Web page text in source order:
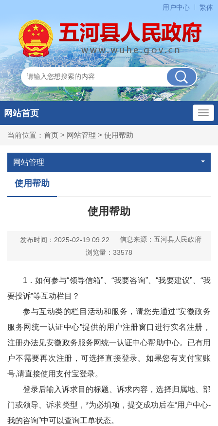
用户中心 繁体
网站首页
当前位置： 首页 > 网站管理 > 使用帮助
网站管理
使用帮助
使用帮助
发布时间：2025-02-19 09:22
信息来源：五河县人民政府
浏览量： 33578
1．如何参与“领导信箱”、“我要咨询”、“我要建议”、“我
要投诉”等互动栏目？
参与互动类的栏目活动和服务，请您先通过“安徽政务
服务网统一认证中心”提供的用户注册窗口进行实名注册，
注册办法见安徽政务服务网统一认证中心帮助中心。已有用
户不需要再次注册，可选择直接登录。如果您有支付宝账
号,请直接使用支付宝登录。
登录后输入诉求目的标题、诉求内容，选择归属地、部
门或领导、诉求类型，*为必填项，提交成功后在“用户中心-
我的咨询”中可以查询工单状态。